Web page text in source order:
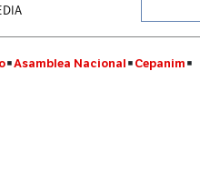
Asamblea Nacional Cepanim